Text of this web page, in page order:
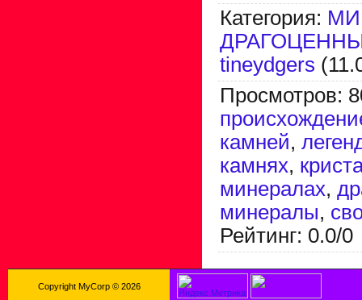
Категория:
tineydgers
Просмотров:
камней,
камнях,
минералах,
минералы,
Рейтинг: 0.0/0
Copyright MyCorp © 2026